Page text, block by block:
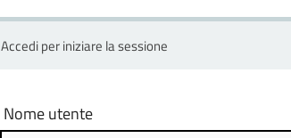
Accedi per iniziare la sessione
Nome utente